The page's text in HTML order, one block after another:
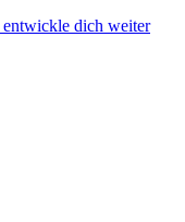
entwickle dich weiter